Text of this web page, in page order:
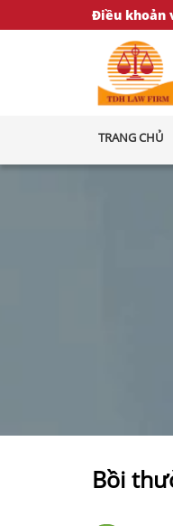
Điều khoản
TRANG CHỦ
Bồi